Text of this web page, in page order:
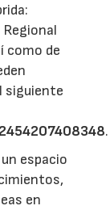
como de
siguiente
.
espacio
en